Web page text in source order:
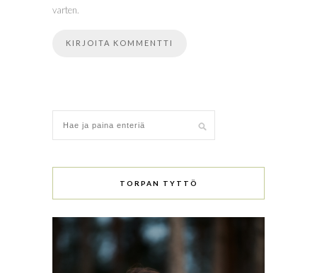
varten.
TORPAN TYTTÖ